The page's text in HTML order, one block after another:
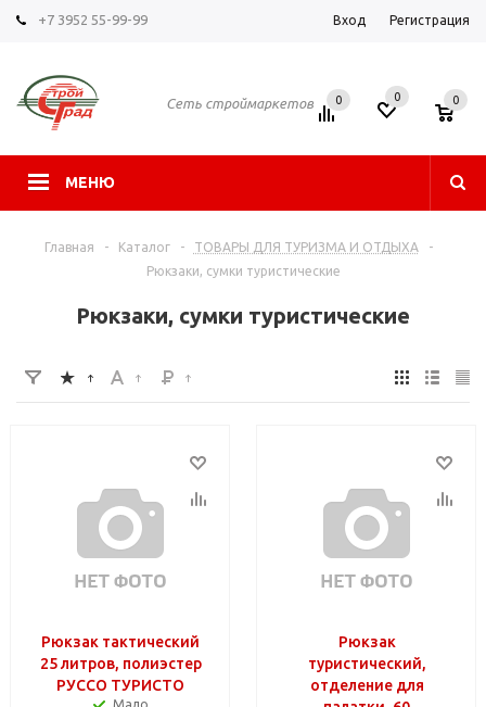
+7 3952 55-99-99 Вход Регистрация
Сеть строймаркетов
МЕНЮ
0 0 0
Главная - Каталог - ТОВАРЫ ДЛЯ ТУРИЗМА И ОТДЫХА
-
Рюкзаки, сумки туристические
Рюкзаки, сумки туристические
Рюкзак тактический
25 литров, полиэстер
РУССО ТУРИСТО
Мало
Рюкзак
туристический,
отделение для